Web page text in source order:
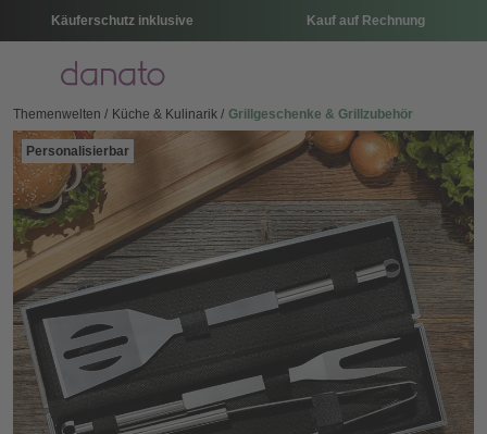
Käuferschutz inklusive Kauf auf Rechnung
Menü
Themenwelten Küche & Kulinarik Grillgeschenke & Grillzubehör
Personalisierbar